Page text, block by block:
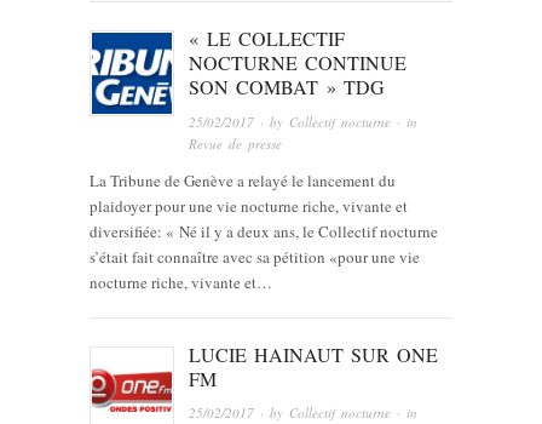
« LE COLLECTIF
NOCTURNE CONTINUE
SON COMBAT » TDG
25/02/2017 · by Collectif nocturne · in
Revue de presse
La Tribune de Genève a relayé le lancement du
plaidoyer pour une vie nocturne riche, vivante et
diversifiée: « Né il y a deux ans, le Collectif nocturne
s’était fait connaître avec sa pétition «pour une vie
nocturne riche, vivante et…
LUCIE HAINAUT SUR ONE
FM
25/02/2017 · by Collectif nocturne · in